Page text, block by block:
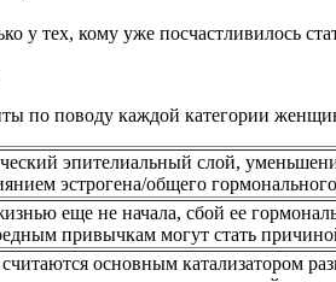
тех, кому уже посчастливилось
по поводу каждой категории
эпителиальный слой,
эстрогена/общего
еще не начала, сбой ее
привычкам могут стать
основным катализатором